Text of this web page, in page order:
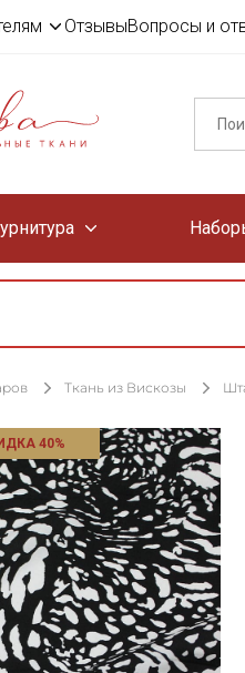
ОтзывыВопросы и
Ткань из Вискозы
40%